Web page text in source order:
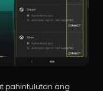
pahintulutan ang